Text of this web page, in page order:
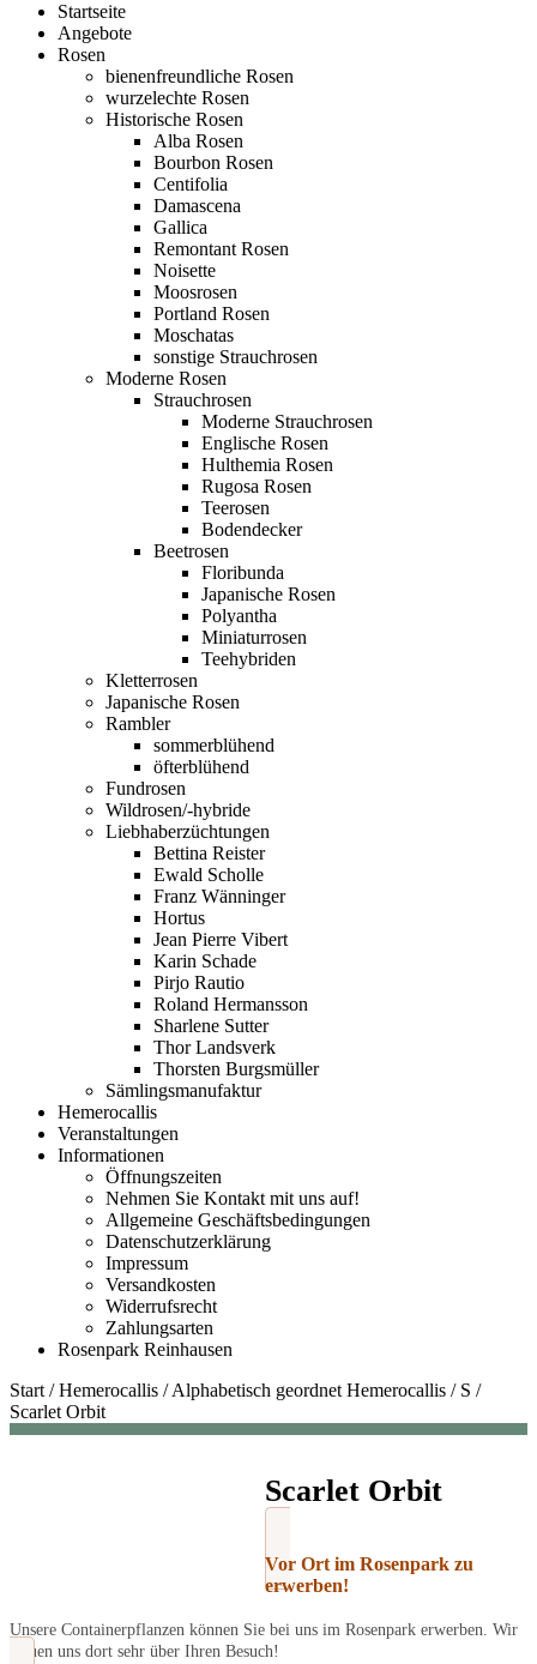
Startseite
Angebote
Rosen
bienenfreundliche Rosen
wurzelechte Rosen
Historische Rosen
Alba Rosen
Bourbon Rosen
Centifolia
Damascena
Gallica
Remontant Rosen
Noisette
Moosrosen
Portland Rosen
Moschatas
sonstige Strauchrosen
Moderne Rosen
Strauchrosen
Moderne Strauchrosen
Englische Rosen
Hulthemia Rosen
Rugosa Rosen
Teerosen
Bodendecker
Beetrosen
Floribunda
Japanische Rosen
Polyantha
Miniaturrosen
Teehybriden
Kletterrosen
Japanische Rosen
Rambler
sommerblühend
öfterblühend
Fundrosen
Wildrosen/-hybride
Liebhaberzüchtungen
Bettina Reister
Ewald Scholle
Franz Wänninger
Hortus
Jean Pierre Vibert
Karin Schade
Pirjo Rautio
Roland Hermansson
Sharlene Sutter
Thor Landsverk
Thorsten Burgsmüller
Sämlingsmanufaktur
Hemerocallis
Veranstaltungen
Informationen
Öffnungszeiten
Nehmen Sie Kontakt mit uns auf!
Allgemeine Geschäftsbedingungen
Datenschutzerklärung
Impressum
Versandkosten
Widerrufsrecht
Zahlungsarten
Rosenpark Reinhausen
Start /Hemerocallis /Alphabetisch geordnet Hemerocallis / S /
Scarlet Orbit
Scarlet Orbit
Vor Ort im Rosenpark zu
erwerben!
Unsere Containerpflanzen können Sie bei uns im Rosenpark erwerben. Wir
freuen uns dort sehr über Ihren Besuch!